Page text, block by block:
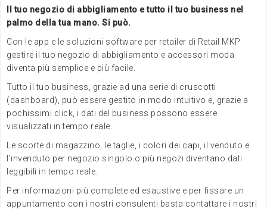
Il tuo negozio di abbigliamento e tutto il tuo business nel
palmo della tua mano. Si può.
Con le app e le soluzioni software per retailer di Retail MKP
gestire il tuo negozio di abbigliamento e accessori moda
diventa più semplice e più facile.
Tutto il tuo business, grazie ad una serie di cruscotti
(dashboard), può essere gestito in modo intuitivo e, grazie a
pochissimi click, i dati del business possono essere
visualizzati in tempo reale.
Le scorte di magazzino, le taglie, i colori dei capi, il venduto e
l’invenduto per negozio singolo o più negozi diventano dati
leggibili in tempo reale.
Per informazioni più complete ed esaustive e per fissare un
appuntamento con i nostri consulenti basta contattare i nostri